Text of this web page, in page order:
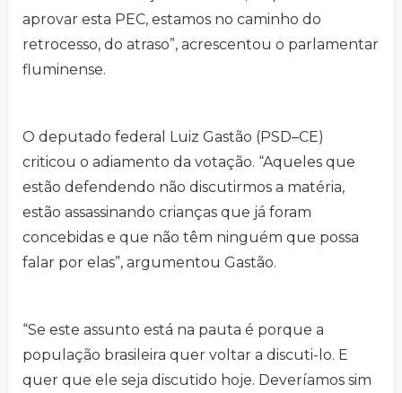
aprovar esta PEC, estamos no caminho do
retrocesso, do atraso”, acrescentou o parlamentar
fluminense.
O deputado federal Luiz Gastão (PSD–CE)
criticou o adiamento da votação. “Aqueles que
estão defendendo não discutirmos a matéria,
estão assassinando crianças que já foram
concebidas e que não têm ninguém que possa
falar por elas”, argumentou Gastão.
“Se este assunto está na pauta é porque a
população brasileira quer voltar a discuti-lo. E
quer que ele seja discutido hoje. Deveríamos sim